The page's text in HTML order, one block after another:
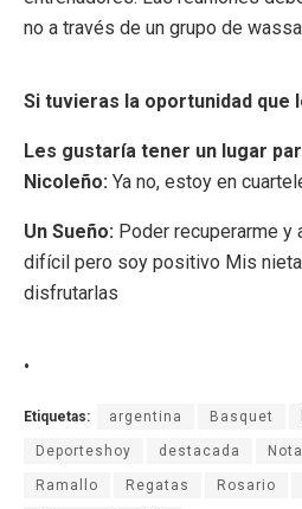
no a través de un grupo de
Si tuvieras la oportunidad que
Les gustaría tener un lugar
Nicoleño: Ya no, estoy en
Un Sueño: Poder recuperarme y
difícil pero soy positivo Mis
disfrutarlas
•
Etiquetas: argentina Basquet
Deporteshoy destacada
Ramallo Regatas Rosario